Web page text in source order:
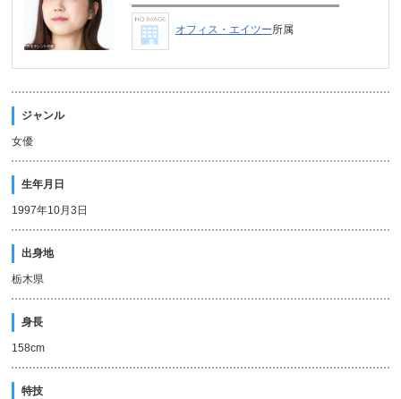
オフィス・エイツー所属
ジャンル
女優
生年月日
1997年10月3日
出身地
栃木県
身長
158cm
特技